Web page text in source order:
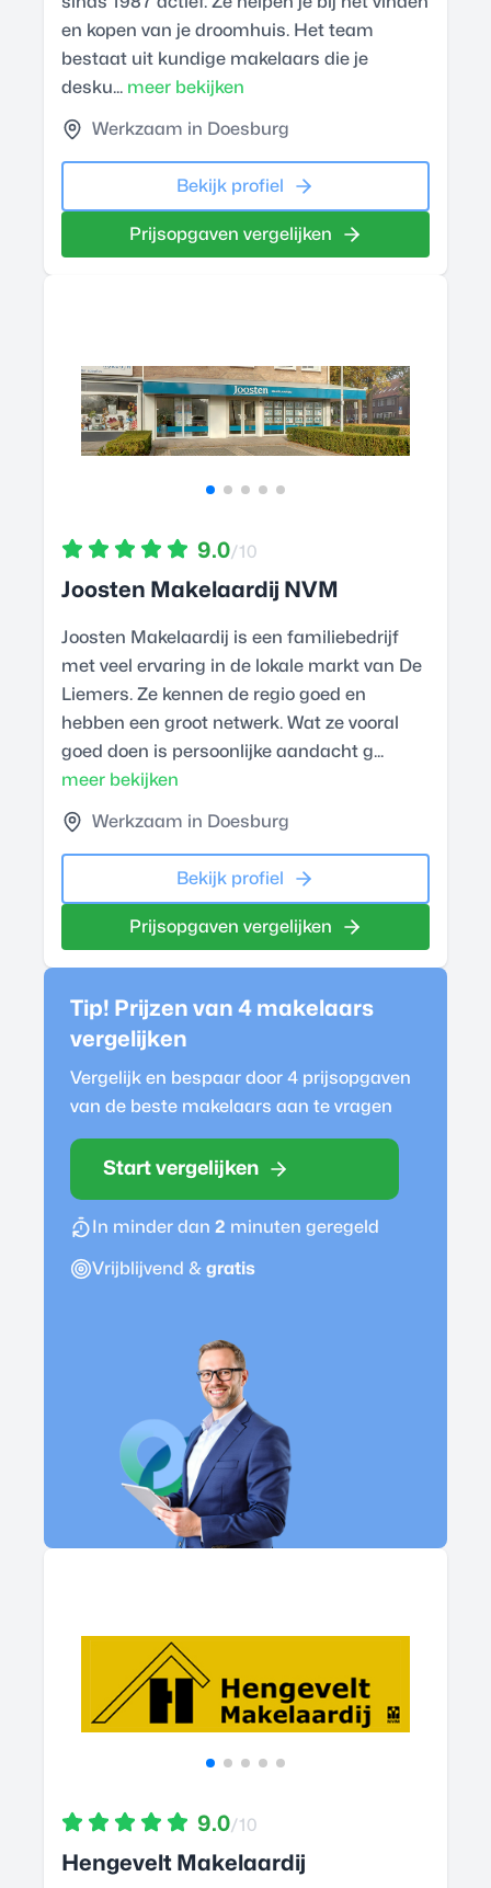
en kopen van je droomhuis. Het team
bestaat uit kundige makelaars die je
desku... meer bekijken
Werkzaam in Doesburg
Bekijk profiel
Prijsopgaven vergelijken
9.0/10
Joosten Makelaardij NVM
Joosten Makelaardij is een familiebedrijf
met veel ervaring in de lokale markt van De
Liemers. Ze kennen de regio goed en
hebben een groot netwerk. Wat ze vooral
goed doen is persoonlijke aandacht g...
meer bekijken
Werkzaam in Doesburg
Bekijk profiel
Prijsopgaven vergelijken
Tip! Prijzen van 4 makelaars
vergelijken
Vergelijk en bespaar door 4 prijsopgaven
van de beste makelaars aan te vragen
Start vergelijken
In minder dan 2 minuten geregeld
Vrijblijvend & gratis
9.0/10
Hengevelt Makelaardij